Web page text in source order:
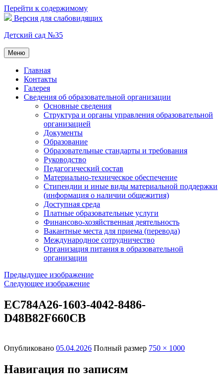
Перейти к содержимому
Версия для слабовидящих
Детский сад №35
Меню
Главная
Контакты
Галерея
Сведения об образовательной организации
Основные сведения
Структура и органы управления образовательной
организацией
Документы
Образование
Образовательные стандарты и требования
Руководство
Педагогический состав
Материально-техническое обеспечение
Стипендии и иные виды материальной поддержки
(информация о наличии общежития)
Доступная среда
Платные образовательные услуги
Финансово-хозяйственная деятельность
Вакантные места для приема (перевода)
Международное сотрудничество
Организация питания в образовательной
организации
Предыдущее изображение
Следующее изображение
EC784A26-1603-4042-8486-
D48B82F660CB
Опубликовано 05.04.2026 Полный размер 750 × 1000
Навигация по записям